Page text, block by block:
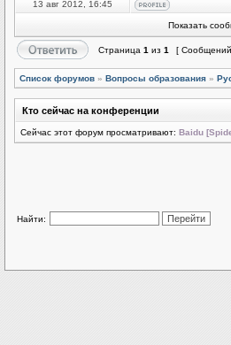
13 авг 2012, 16:45
Показать
Страница 1 из 1 [
Список форумов » Вопросы образования »
Кто сейчас на конференции
Сейчас этот форум просматривают: Baidu
Найти: